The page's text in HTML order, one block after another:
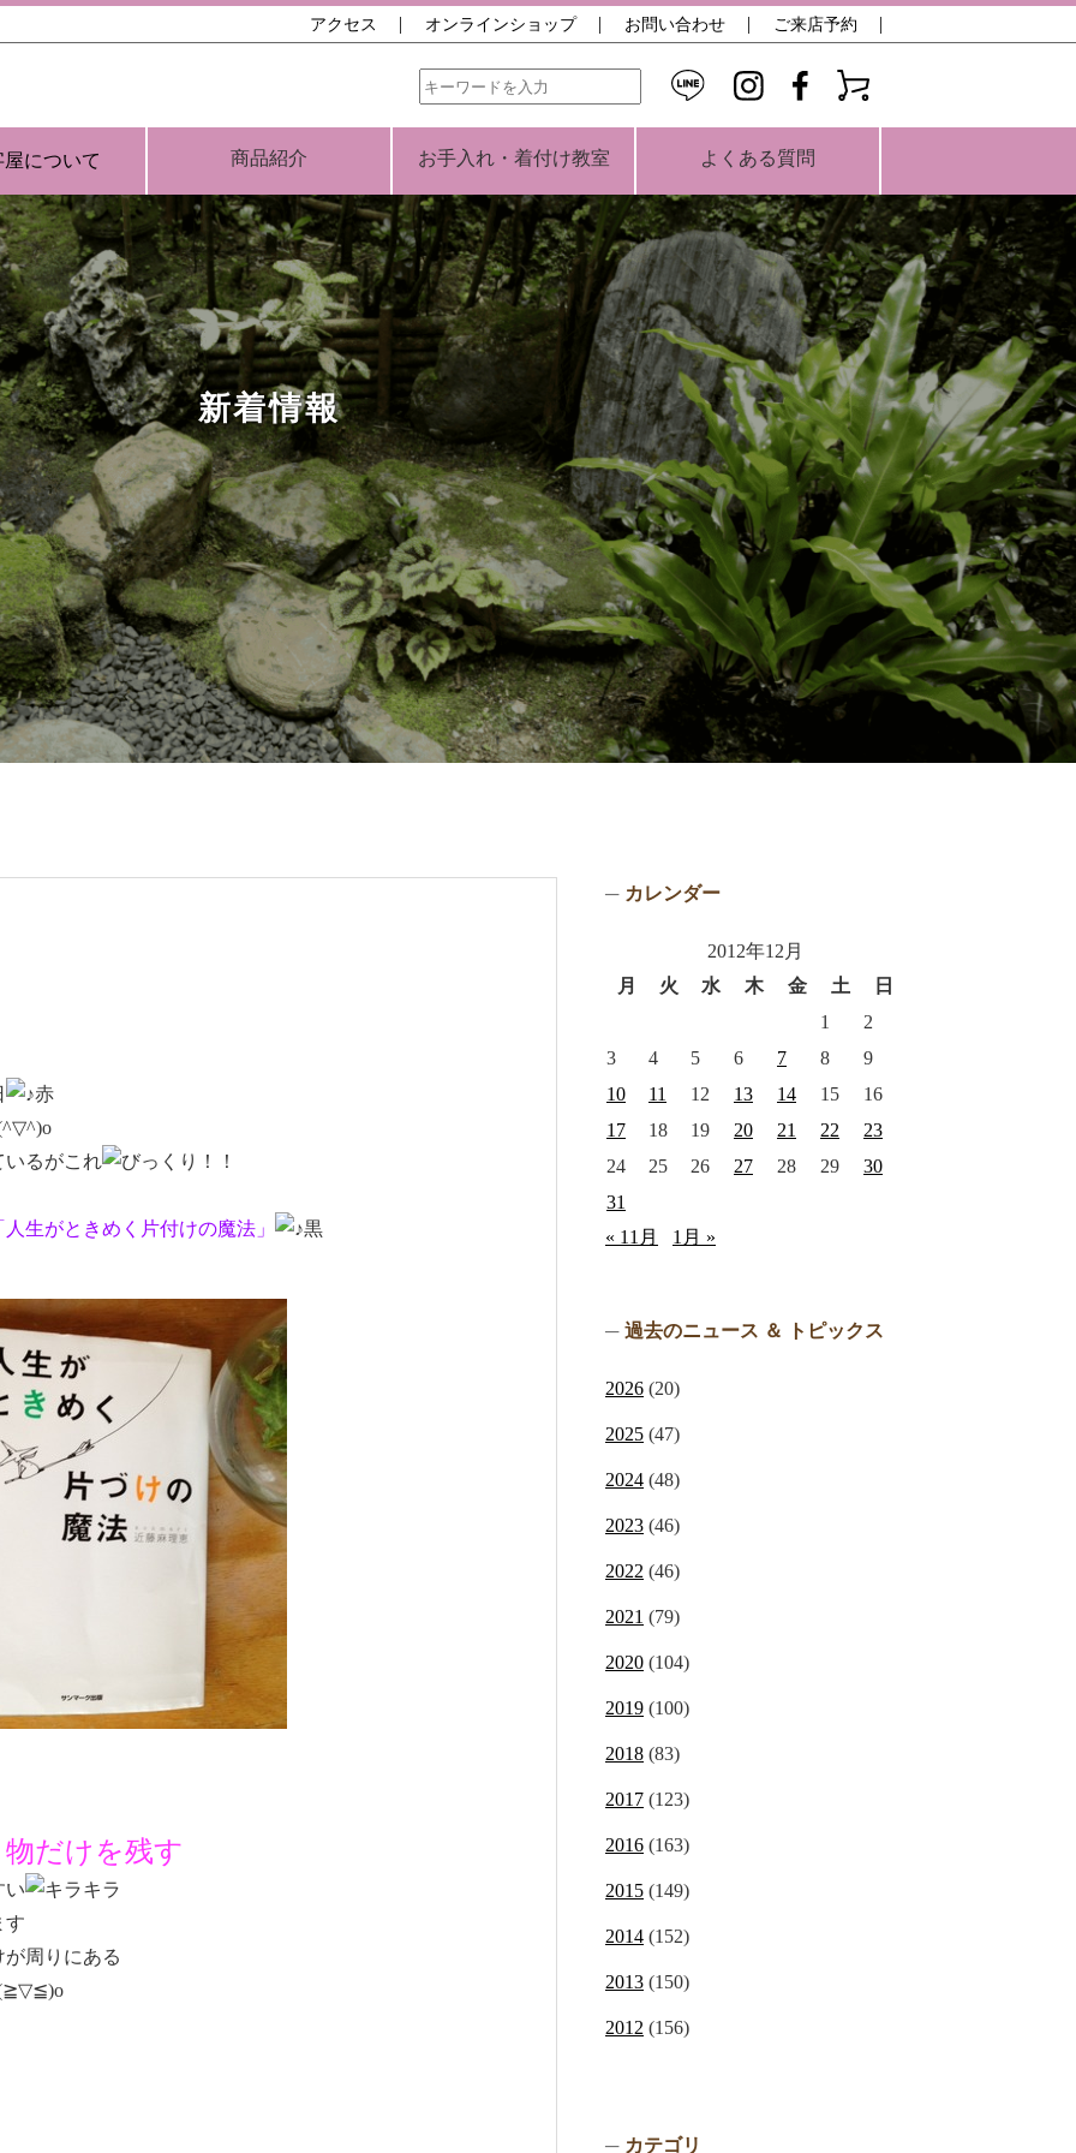
アクセス オンラインショップ お問い合わせ ご来店予約
について 商品紹介 お手入れ・着付け教室 よくある質問
新着情報
いるがこれ
人生がときめく片付けの魔法」
だけを残す
い
す
が周りにある
カレンダー
2012年12月
月
火 水 木 金 土
日
1
2
3
4 5 6 7 8
9
10
11 12 13 14 15
16
17
18 19 20 21 22
23
24
25 26 27 28 29
30
31
« 11月
1月 »
過去のニュース ＆ トピックス
2026 (20)
2025 (47)
2024 (48)
2023 (46)
2022 (46)
2021 (79)
2020 (104)
2019 (100)
2018 (83)
2017 (123)
2016 (163)
2015 (149)
2014 (152)
2013 (150)
2012 (156)
カテゴリ